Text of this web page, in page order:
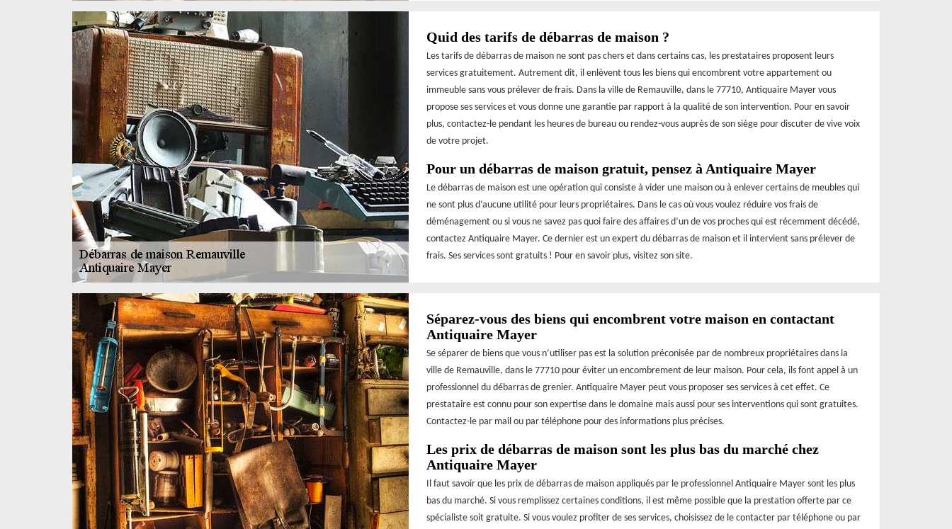
Quid des tarifs de débarras de maison ?
Les tarifs de débarras de maison ne sont pas chers et dans certains cas, les prestataires proposent leurs
services gratuitement. Autrement dit, il enlèvent tous les biens qui encombrent votre appartement ou
immeuble sans vous prélever de frais. Dans la ville de Remauville, dans le 77710, Antiquaire Mayer vous
propose ses services et vous donne une garantie par rapport à la qualité de son intervention. Pour en savoir
plus, contactez-le pendant les heures de bureau ou rendez-vous auprès de son siège pour discuter de vive voix
de votre projet.
Pour un débarras de maison gratuit, pensez à Antiquaire Mayer
Le débarras de maison est une opération qui consiste à vider une maison ou à enlever certains de meubles qui
ne sont plus d’aucune utilité pour leurs propriétaires. Dans le cas où vous voulez réduire vos frais de
déménagement ou si vous ne savez pas quoi faire des affaires d’un de vos proches qui est récemment décédé,
contactez Antiquaire Mayer. Ce dernier est un expert du débarras de maison et il intervient sans prélever de
frais. Ses services sont gratuits ! Pour en savoir plus, visitez son site.
Séparez-vous des biens qui encombrent votre maison en contactant
Antiquaire Mayer
Se séparer de biens que vous n’utiliser pas est la solution préconisée par de nombreux propriétaires dans la
ville de Remauville, dans le 77710 pour éviter un encombrement de leur maison. Pour cela, ils font appel à un
professionnel du débarras de grenier. Antiquaire Mayer peut vous proposer ses services à cet effet. Ce
prestataire est connu pour son expertise dans le domaine mais aussi pour ses interventions qui sont gratuites.
Contactez-le par mail ou par téléphone pour des informations plus précises.
Les prix de débarras de maison sont les plus bas du marché chez
Antiquaire Mayer
Il faut savoir que les prix de débarras de maison appliqués par le professionnel Antiquaire Mayer sont les plus
bas du marché. Si vous remplissez certaines conditions, il est même possible que la prestation offerte par ce
spécialiste soit gratuite. Si vous voulez profiter de ses services, choisissez de le contacter par téléphone ou par